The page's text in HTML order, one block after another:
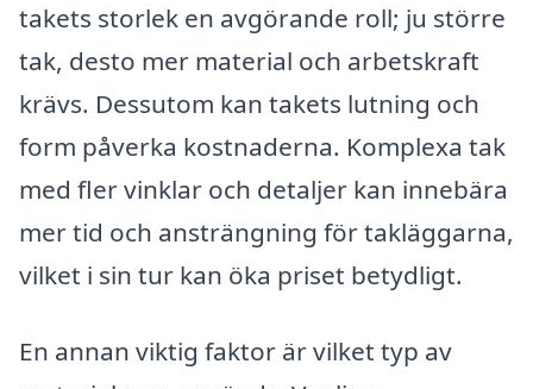
takets storlek en avgörande roll; ju större
tak, desto mer material och arbetskraft
krävs. Dessutom kan takets lutning och
form påverka kostnaderna. Komplexa tak
med fler vinklar och detaljer kan innebära
mer tid och ansträngning för takläggarna,
vilket i sin tur kan öka priset betydligt.
En annan viktig faktor är vilket typ av